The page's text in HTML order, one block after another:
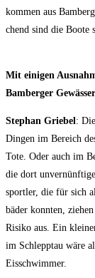
kom­men aus
chend sind die Boo­te
Mit eini­gen
Bam­ber­ger
Ste­phan Grie­bel :
Din­gen im Bereich
Tote. Oder auch im
die dort
sport­ler, die für sich
bä­der konn­ten,
Risi­ko aus. Ein
im Schlepp­tau wäre
Eisschwimmer.